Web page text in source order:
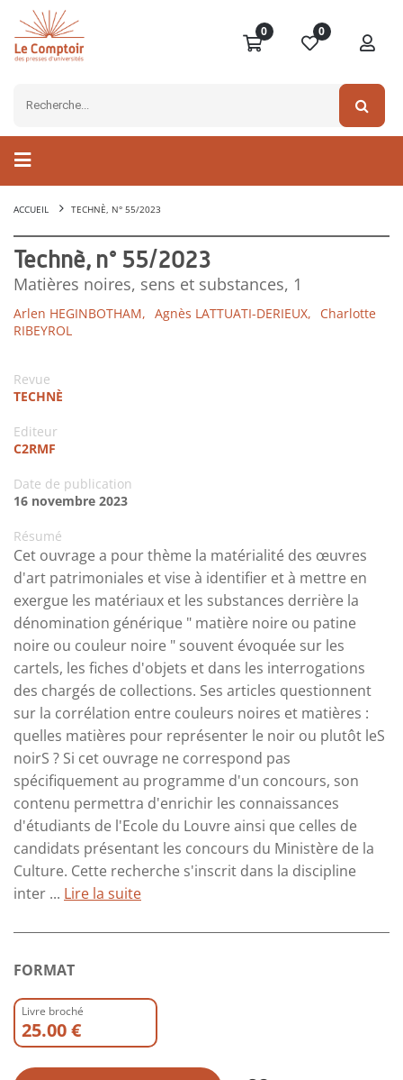
0 0
ACCUEIL TECHNÈ, N° 55/2023
Technè, n° 55/2023
Matières noires, sens et substances, 1
Arlen HEGINBOTHAM, Agnès LATTUATI-DERIEUX,
Charlotte
RIBEYROL
Revue
TECHNÈ
Editeur
C2RMF
Date de publication
16 novembre 2023
Résumé
Cet ouvrage a pour thème la matérialité des œuvres
d'art patrimoniales et vise à identifier et à mettre en
exergue les matériaux et les substances derrière la
dénomination générique " matière noire ou patine
noire ou couleur noire " souvent évoquée sur les
cartels, les fiches d'objets et dans les interrogations
des chargés de collections. Ses articles questionnent
sur la corrélation entre couleurs noires et matières :
quelles matières pour représenter le noir ou plutôt leS
noirS ? Si cet ouvrage ne correspond pas
spécifiquement au programme d'un concours, son
contenu permettra d'enrichir les connaissances
d'étudiants de l'Ecole du Louvre ainsi que celles de
candidats présentant les concours du Ministère de la
Culture. Cette recherche s'inscrit dans la discipline
inter ... Lire la suite
FORMAT
Livre broché
25.00 €